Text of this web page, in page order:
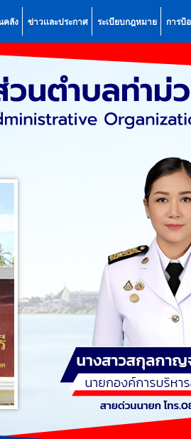
คลัง ข่าวเเละประกาศ ระเบียบกฎหมาย การป้